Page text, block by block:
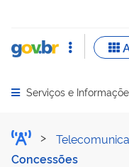
Abrir menu principal
Serviços e
Obter
Concessões